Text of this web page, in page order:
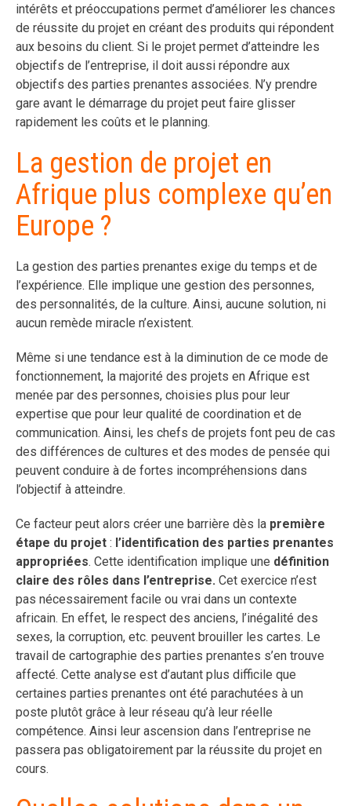
intérêts et préoccupations permet d’améliorer les chances
de réussite du projet en créant des produits qui répondent
aux besoins du client. Si le projet permet d’atteindre les
objectifs de l’entreprise, il doit aussi répondre aux
objectifs des parties prenantes associées. N’y prendre
gare avant le démarrage du projet peut faire glisser
rapidement les coûts et le planning.
La gestion de projet en
Afrique plus complexe qu’en
Europe ?
La gestion des parties prenantes exige du temps et de
l’expérience. Elle implique une gestion des personnes,
des personnalités, de la culture. Ainsi, aucune solution, ni
aucun remède miracle n’existent.
Même si une tendance est à la diminution de ce mode de
fonctionnement, la majorité des projets en Afrique est
menée par des personnes, choisies plus pour leur
expertise que pour leur qualité de coordination et de
communication. Ainsi, les chefs de projets font peu de cas
des différences de cultures et des modes de pensée qui
peuvent conduire à de fortes incompréhensions dans
l’objectif à atteindre.
Ce facteur peut alors créer une barrière dès la première
étape du projet : l’identification des parties prenantes
appropriées. Cette identification implique une définition
claire des rôles dans l’entreprise. Cet exercice n’est
pas nécessairement facile ou vrai dans un contexte
africain. En effet, le respect des anciens, l’inégalité des
sexes, la corruption, etc. peuvent brouiller les cartes. Le
travail de cartographie des parties prenantes s’en trouve
affecté. Cette analyse est d’autant plus difficile que
certaines parties prenantes ont été parachutées à un
poste plutôt grâce à leur réseau qu’à leur réelle
compétence. Ainsi leur ascension dans l’entreprise ne
passera pas obligatoirement par la réussite du projet en
cours.